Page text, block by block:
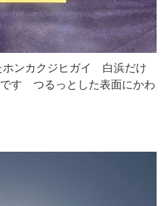
ホンカクジヒガイ 白浜だけ
す つるっとした表面にかわ